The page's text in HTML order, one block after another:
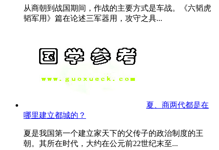
从商朝到战国期间，作战的主要方式是车战。《六韬虎
韬军用》篇在论述三军器用，攻守之具...
夏、商两代都是在
哪里建立都城的？
夏是我国第一个建立家天下的父传子的政治制度的王
朝。其所在时代，大约在公元前22世纪末至...